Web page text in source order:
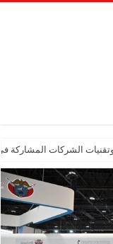
الشركات المشاركة في